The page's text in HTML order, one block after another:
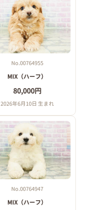
No.00764955
MIX（ハーフ）
80,000円
2026年6月10日 生まれ
No.00764947
MIX（ハーフ）